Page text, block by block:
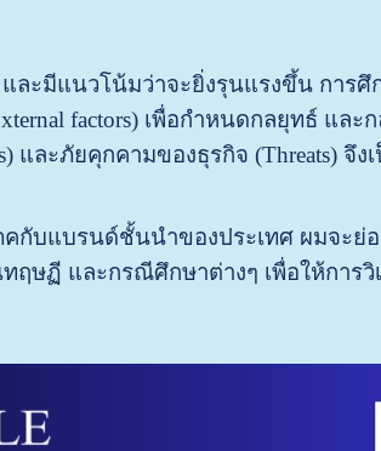
ะมีแนวโน้มว่าจะยิ่งรุนแรงขึ้น การศึ
factors) เพื่อกำหนดกลยุทธ์ และ
และภัยคุกคามของธุรกิจ (Threats) จึ
บแบรนด์ชั้นนำของประเทศ ผมจะย่อ
ษฏี และกรณีศึกษาต่างๆ เพื่อให้การวิ